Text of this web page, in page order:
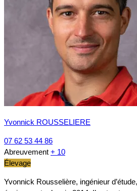
Yvonnick ROUSSELIERE
07 62 53 44 86
Abreuvement + 10
Élevage
Yvonnick Rousselière, ingénieur